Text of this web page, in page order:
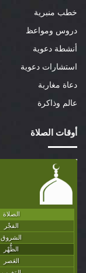
خطب منبرية
دروس ومواعظ
أنشطة دعوية
استشارات دعوية
دعاة مغاربة
عالم وذاكرة
أوقات الصلاة